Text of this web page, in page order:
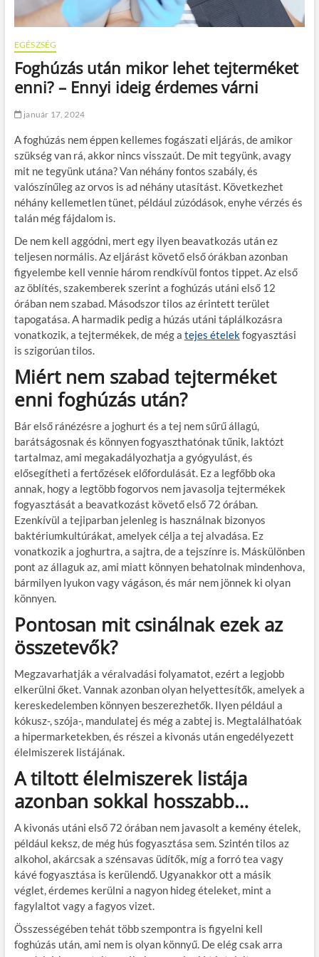
EGÉSZSÉG
Foghúzás után mikor lehet tejterméket
enni? – Ennyi ideig érdemes várni
január 17, 2024
A foghúzás nem éppen kellemes fogászati eljárás, de amikor
szükség van rá, akkor nincs visszaút. De mit tegyünk, avagy
mit ne tegyünk utána? Van néhány fontos szabály, és
valószínűleg az orvos is ad néhány utasítást. Következhet
néhány kellemetlen tünet, például zúzódások, enyhe vérzés és
talán még fájdalom is.
De nem kell aggódni, mert egy ilyen beavatkozás után ez
teljesen normális. Az eljárást követő első órákban azonban
figyelembe kell vennie három rendkívül fontos tippet. Az első
az öblítés, szakemberek szerint a foghúzás utáni első 12
órában nem szabad. Másodszor tilos az érintett terület
tapogatása. A harmadik pedig a húzás utáni táplálkozásra
vonatkozik, a tejtermékek, de még a tejes ételekfogyasztási
is szigorúan tilos.
Miért nem szabad tejterméket
enni foghúzás után?
Bár első ránézésre a joghurt és a tej nem sűrű állagú,
barátságosnak és könnyen fogyaszthatónak tűnik, laktózt
tartalmaz, ami megakadályozhatja a gyógyulást, és
elősegítheti a fertőzések előfordulását. Ez a legfőbb oka
annak, hogy a legtöbb fogorvos nem javasolja tejtermékek
fogyasztását a beavatkozást követő első 72 órában.
Ezenkívül a tejiparban jelenleg is használnak bizonyos
baktériumkultúrákat, amelyek célja a tej alvadása. Ez
vonatkozik a joghurtra, a sajtra, de a tejszínre is. Máskülönben
pont az állaguk az, ami miatt könnyen behatolnak mindenhova,
bármilyen lyukon vagy vágáson, és már nem jönnek ki olyan
könnyen.
Pontosan mit csinálnak ezek az
összetevők?
Megzavarhatják a véralvadási folyamatot, ezért a legjobb
elkerülni őket. Vannak azonban olyan helyettesítők, amelyek a
kereskedelemben könnyen beszerezhetők. Ilyen például a
kókusz-, szója-, mandulatej és még a zabtej is. Megtalálhatóak
a hipermarketekben, és részei a kivonás után engedélyezett
élelmiszerek listájának.
A tiltott élelmiszerek listája
azonban sokkal hosszabb…
A kivonás utáni első 72 órában nem javasolt a kemény ételek,
például keksz, de még hús fogyasztása sem. Szintén tilos az
alkohol, akárcsak a szénsavas üdítők, míg a forró tea vagy
kávé fogyasztása is kerülendő. Ugyanakkor ott a másik
véglet, érdemes kerülni a nagyon hideg ételeket, mint a
fagylaltot vagy a fagyos vizet.
Összességében tehát több szempontra is figyelni kell
foghúzás után, ami nem is olyan könnyű. De elég csak arra